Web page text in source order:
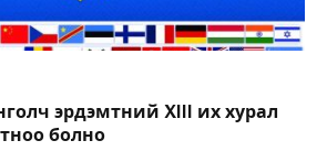
эрдэмтний XIII их хурал
болно